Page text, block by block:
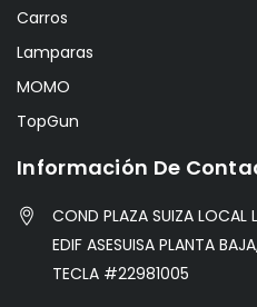
Carros
Lamparas
MOMO
TopGun
Información De
COND PLAZA SUIZA LOCAL
EDIF ASESUISA PLANTA
TECLA #22981005